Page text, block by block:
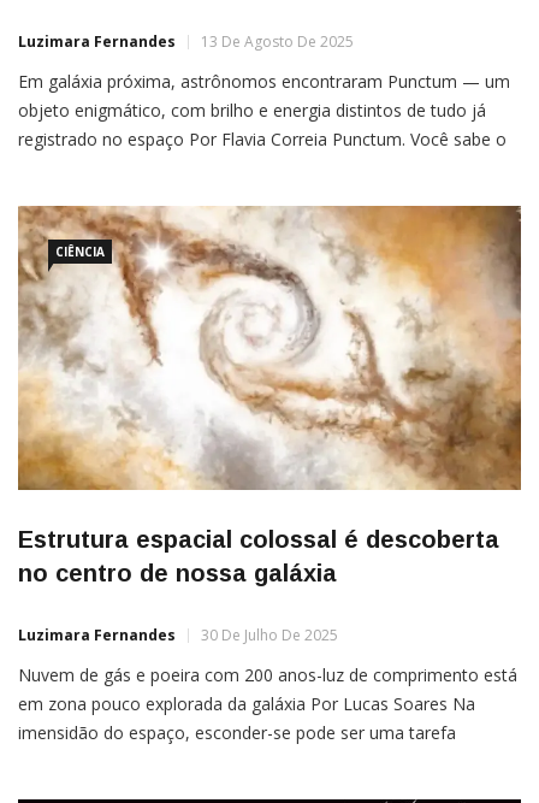
Luzimara Fernandes 13 De Agosto De 2025
Em galáxia próxima, astrônomos encontraram Punctum — um
objeto enigmático, com brilho e energia distintos de tudo já
registrado no espaço Por Flavia Correia Punctum. Você sabe o
uma galáxia próxima. Visível apenas em comprimentos de onda
de rádio milimétricos, ele […]
CIÊNCIA
Estrutura espacial colossal é descoberta
no centro de nossa galáxia
Luzimara Fernandes 30 De Julho De 2025
Nuvem de gás e poeira com 200 anos-luz de comprimento está
em zona pouco explorada da galáxia Por Lucas Soares Na
imensidão do espaço, esconder-se pode ser uma tarefa